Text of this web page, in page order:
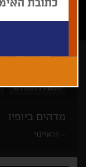
פסטיבל רוטרדם
מדהים ביופיו
וראייטי